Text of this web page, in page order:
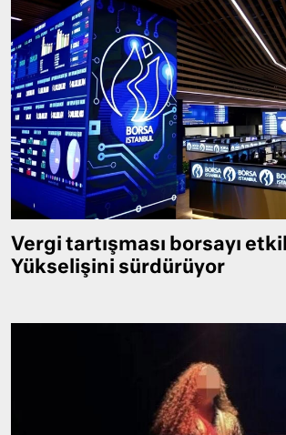
Vergi tartışması borsayı
Yükselişini sürdürüyor